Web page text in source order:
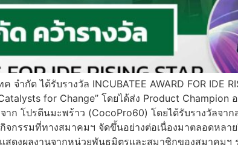
ำกัด ได้รับรางวัล INCUBATEE AWARD FOR IDE
for Change” โดยได้ส่ง Product
ก โปรตีนมะพร้าว (CocoPro60) โดยได้รับรางวัลจา
จกรรมที่ทางสมาคมฯ จัดขึ้นอย่างต่อเนื่องมาตลอดหล
สดงผลงานจากหน่วยพันธมิตรและสมาชิกของสมาคม